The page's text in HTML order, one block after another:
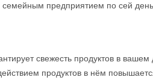
предприятием по сей день.
свежесть продуктов в
продуктов в нём